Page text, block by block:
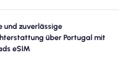
und zuverlässige
über Portugal mit
eSIM
mit Vertrauen mit Nomads
Sie eine zuverlässige 4G/5G -
wie Lissabon, Porto, Aveiro
an. Bleib in Verbindung, egal